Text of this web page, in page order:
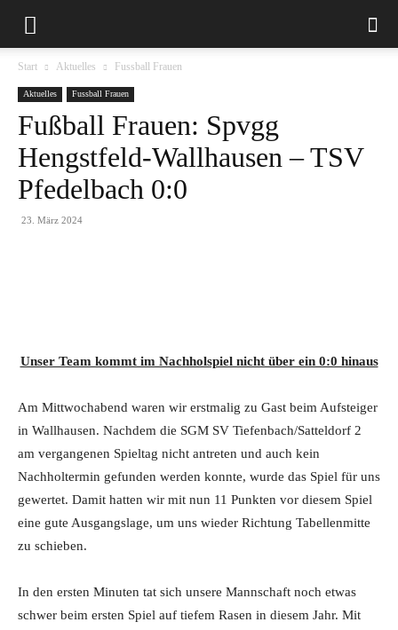
Start Aktuelles Fussball Frauen
Aktuelles Fussball Frauen
Fußball Frauen: Spvgg
Hengstfeld-Wallhausen – TSV
Pfedelbach 0:0
23. März 2024
Unser Team kommt im Nachholspiel nicht über ein 0:0 hinaus
Am Mittwochabend waren wir erstmalig zu Gast beim Aufsteiger
in Wallhausen. Nachdem die SGM SV Tiefenbach/Satteldorf 2
am vergangenen Spieltag nicht antreten und auch kein
Nachholtermin gefunden werden konnte, wurde das Spiel für uns
gewertet. Damit hatten wir mit nun 11 Punkten vor diesem Spiel
eine gute Ausgangslage, um uns wieder Richtung Tabellenmitte
zu schieben.
In den ersten Minuten tat sich unsere Mannschaft noch etwas
schwer beim ersten Spiel auf tiefem Rasen in diesem Jahr. Mit